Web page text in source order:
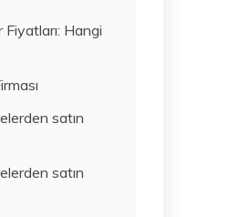
Hangi
satın
satın